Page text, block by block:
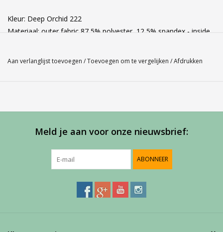
Kleur: Deep Orchid 222
Materiaal: outer fabric 87,5% polyester, 12,5% spandex - inside
other inside 95% cotton, 5% spandex
Aan verlanglijst toevoegen /Toevoegen om te vergelijken /Afdrukken
Meld je aan voor onze nieuwsbrief:
ABONNEER